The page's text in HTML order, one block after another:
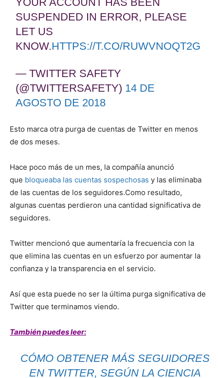
SUSPENDED IN ERROR, PLEASE
LET US
KNOW.HTTPS://T.CO/RUWVNOQT2G
— TWITTER SAFETY
(@TWITTERSAFETY) 14 DE
AGOSTO DE 2018
Esto marca otra purga de cuentas de Twitter en menos
de dos meses.
Hace poco más de un mes, la compañía anunció
que bloqueaba las cuentas sospechosas y las eliminaba
de las cuentas de los seguidores.Como resultado,
algunas cuentas perdieron una cantidad significativa de
seguidores.
Twitter mencionó que aumentaría la frecuencia con la
que elimina las cuentas en un esfuerzo por aumentar la
confianza y la transparencia en el servicio.
Así que esta puede no ser la última purga significativa de
Twitter que terminamos viendo.
También puedes leer:
CÓMO OBTENER MÁS SEGUIDORES
EN TWITTER, SEGÚN LA CIENCIA